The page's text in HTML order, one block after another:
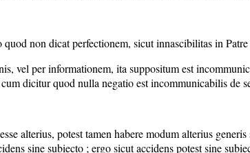
non dicat perfectionem, sicut innascibilitas in
vel per informationem, ita suppositum est
dicitur quod nulla negatio est incommunicabilis de
alterius, potest tamen habere modum alterius
sine subiecto ; ergo sicut accidens potest sine